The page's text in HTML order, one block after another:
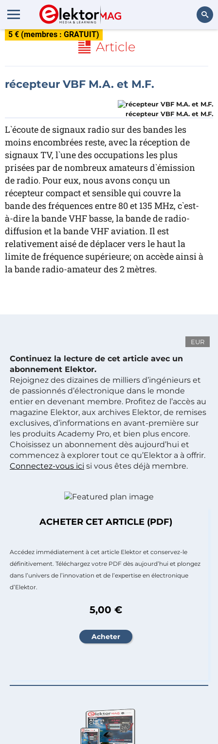
5 € (membres : GRATUIT)
Article
récepteur VBF M.A. et M.F.
récepteur VBF M.A. et M.F.
L`écoute de signaux radio sur des bandes les
moins encombrées reste, avec la réception de
signaux TV, l`une des occupations les plus
prisées par de nombreux amateurs d`émission
de radio. Pour eux, nous avons conçu un
récepteur compact et sensible qui couvre la
bande des fréquences entre 80 et 135 MHz, c`est-
à-dire la bande VHF basse, la bande de radio-
diffusion et la bande VHF aviation. Il est
relativement aisé de déplacer vers le haut la
limite de fréquence supérieure; on accède ainsi à
la bande radio-amateur des 2 mètres.
EUR
Continuez la lecture de cet article avec un
abonnement Elektor.
Rejoignez des dizaines de milliers d’ingénieurs et
de passionnés d’électronique dans le monde
entier en devenant membre. Profitez de l’accès au
magazine Elektor, aux archives Elektor, de remises
exclusives, d’informations en avant-première sur
les produits Academy Pro, et bien plus encore.
Choisissez un abonnement dès aujourd’hui et
commencez à explorer tout ce qu’Elektor a à offrir.
Connectez-vous ici si vous êtes déjà membre.
ACHETER CET ARTICLE (PDF)
Accédez immédiatement à cet article Elektor et conservez-le
définitivement. Téléchargez votre PDF dès aujourd’hui et plongez
dans l’univers de l’innovation et de l’expertise en électronique
d’Elektor.
5,00 €